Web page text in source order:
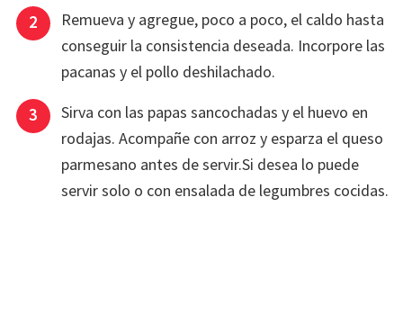
Remueva y agregue, poco a poco, el caldo hasta
conseguir la consistencia deseada. Incorpore las
pacanas y el pollo deshilachado.
Sirva con las papas sancochadas y el huevo en
rodajas. Acompañe con arroz y esparza el queso
parmesano antes de servir.Si desea lo puede
servir solo o con ensalada de legumbres cocidas.